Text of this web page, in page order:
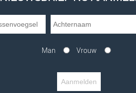
Man Vrouw